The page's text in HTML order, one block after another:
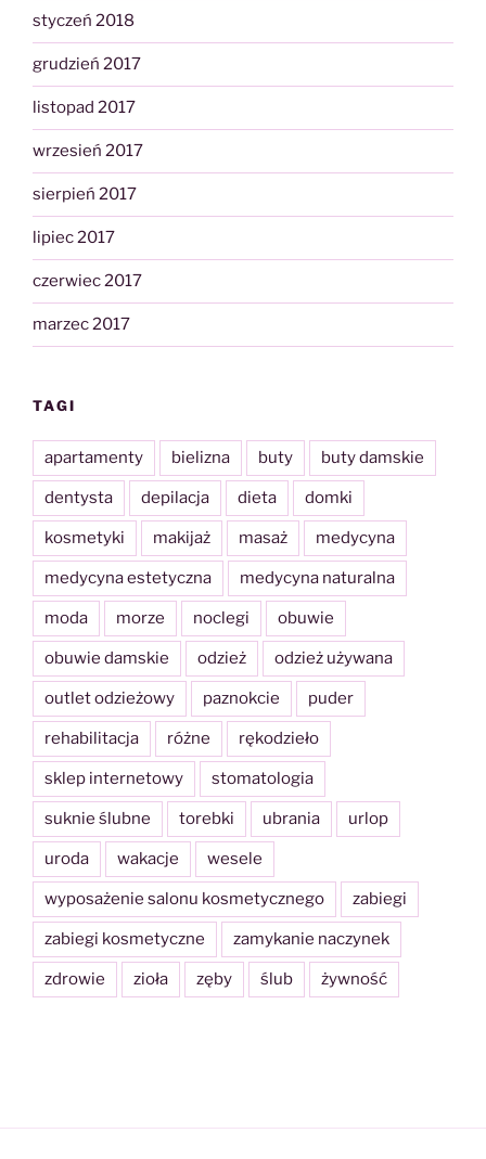
styczeń 2018
grudzień 2017
listopad 2017
wrzesień 2017
sierpień 2017
lipiec 2017
czerwiec 2017
marzec 2017
TAGI
apartamenty bielizna buty buty damskie
dentysta depilacja dieta domki
kosmetyki makijaż masaż medycyna
medycyna estetyczna medycyna naturalna
moda morze noclegi obuwie
obuwie damskie odzież odzież używana
outlet odzieżowy paznokcie puder
rehabilitacja różne rękodzieło
sklep internetowy stomatologia
suknie ślubne torebki ubrania urlop
uroda wakacje wesele
wyposażenie salonu kosmetycznego zabiegi
zabiegi kosmetyczne zamykanie naczynek
zdrowie zioła zęby ślub żywność